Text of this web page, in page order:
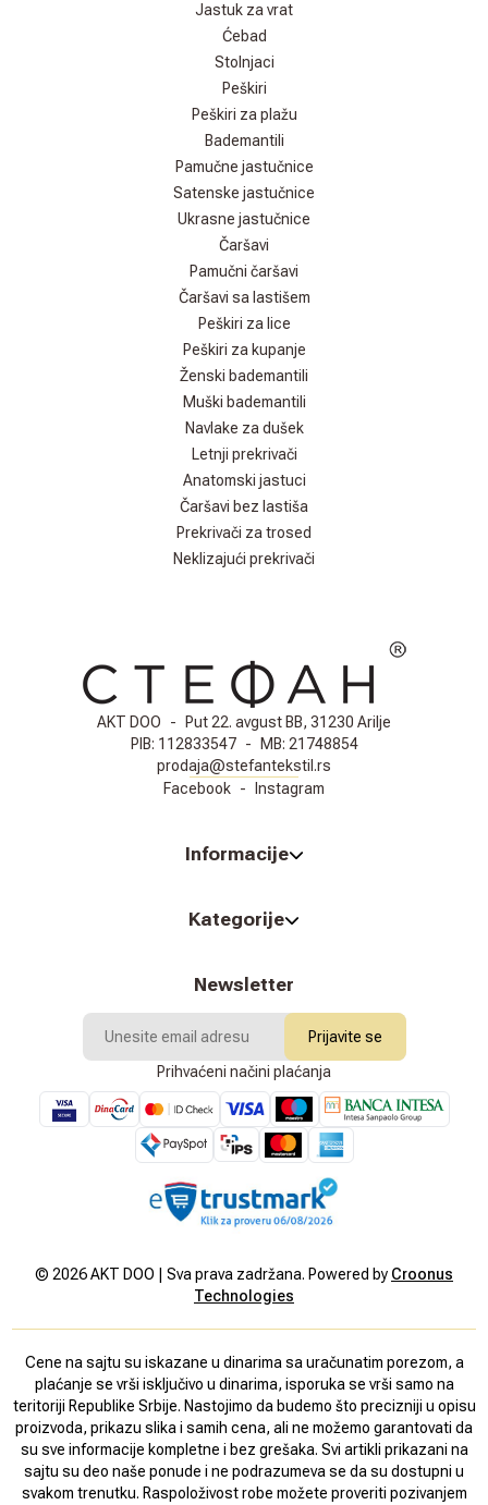
Jastuk za vrat
Ćebad
Stolnjaci
Peškiri
Peškiri za plažu
Bademantili
Pamučne jastučnice
Satenske jastučnice
Ukrasne jastučnice
Čaršavi
Pamučni čaršavi
Čaršavi sa lastišem
Peškiri za lice
Peškiri za kupanje
Ženski bademantili
Muški bademantili
Navlake za dušek
Letnji prekrivači
Anatomski jastuci
Čaršavi bez lastiša
Prekrivači za trosed
Neklizajući prekrivači
AKT DOO -
Put 22. avgust BB, 31230 Arilje
PIB: 112833547 - MB: 21748854
prodaja@stefantekstil.rs
Facebook - Instagram
Informacije
Kategorije
Newsletter
Prijavite se
Prihvaćeni načini plaćanja
© 2026AKT DOO | Sva prava zadržana. Powered by Croonus
Technologies
Cene na sajtu su iskazane u dinarima sa uračunatim porezom, a
plaćanje se vrši isključivo u dinarima, isporuka se vrši samo na
teritoriji Republike Srbije. Nastojimo da budemo što precizniji u opisu
proizvoda, prikazu slika i samih cena, ali ne možemo garantovati da
su sve informacije kompletne i bez grešaka. Svi artikli prikazani na
sajtu su deo naše ponude i ne podrazumeva se da su dostupni u
svakom trenutku. Raspoloživost robe možete proveriti pozivanjem